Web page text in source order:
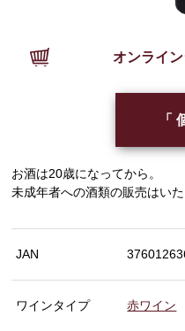
オンライ
「
お酒は20歳になってから。
未成年者への酒類の販売はいた
JAN
ワインタイプ 赤ワイン